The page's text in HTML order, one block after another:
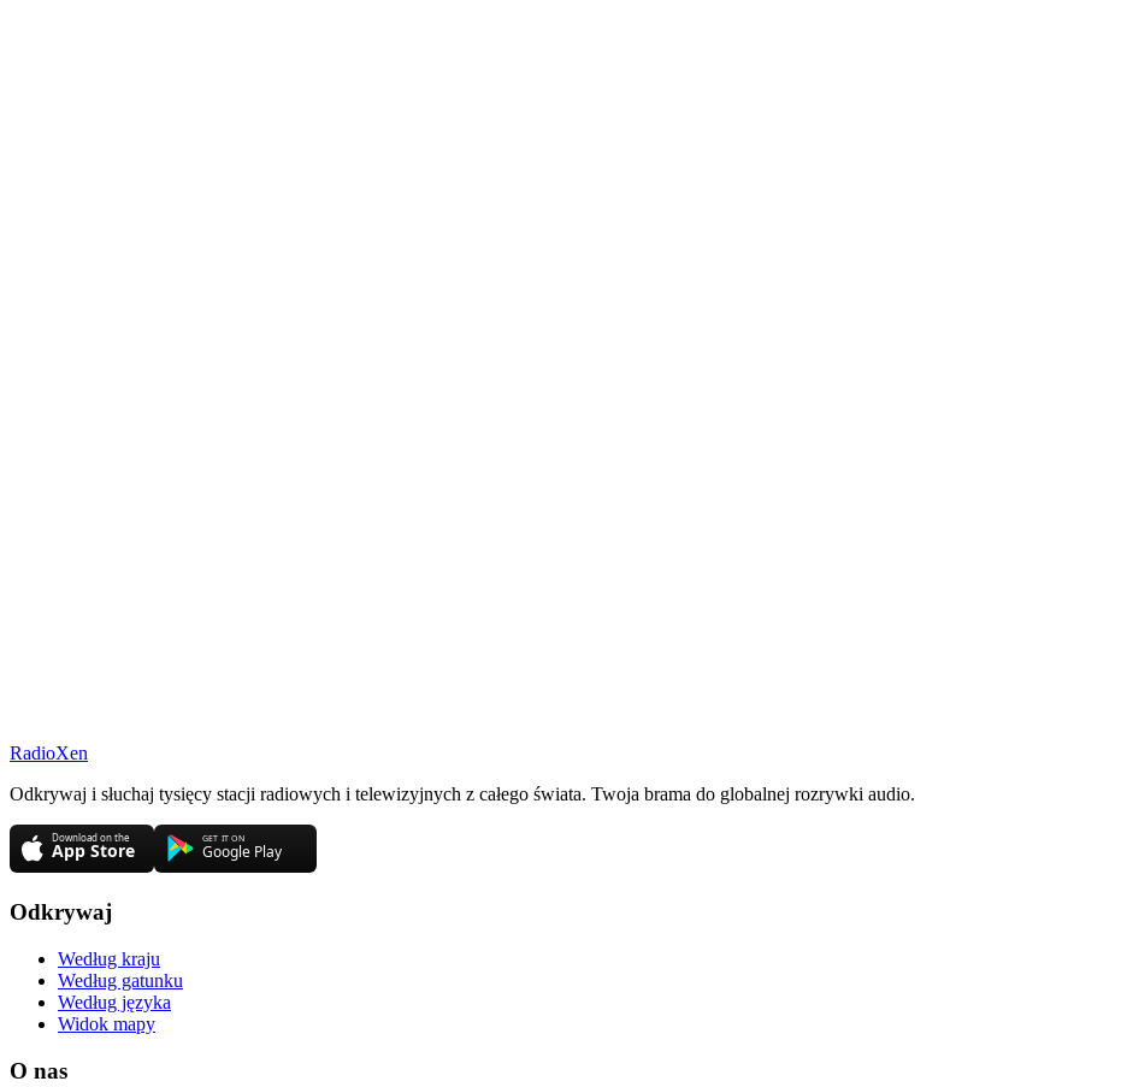
RadioXen
Odkrywaj i słuchaj tysięcy stacji radiowych i telewizyjnych z całego świata. Twoja brama do globalnej rozrywki audio.
Odkrywaj
Według kraju
Według gatunku
Według języka
Widok mapy
O nas